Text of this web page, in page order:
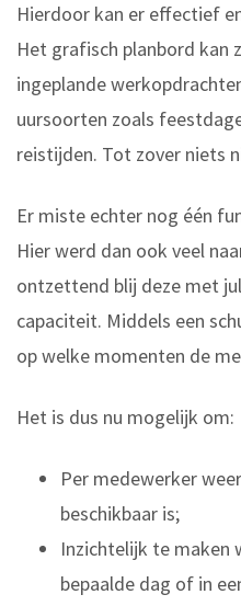
Hierdoor kan er effectief
Het grafisch planbord kan
ingeplande
uursoorten zoals
reistijden. Tot zover niets
Er miste echter nog één
Hier werd dan ook veel
ontzettend blij deze met
capaciteit. Middels een
op welke momenten de
Het is dus nu mogelijk om:
Per medewerker
beschikbaar is;
Inzichtelijk te maken
bepaalde dag of in